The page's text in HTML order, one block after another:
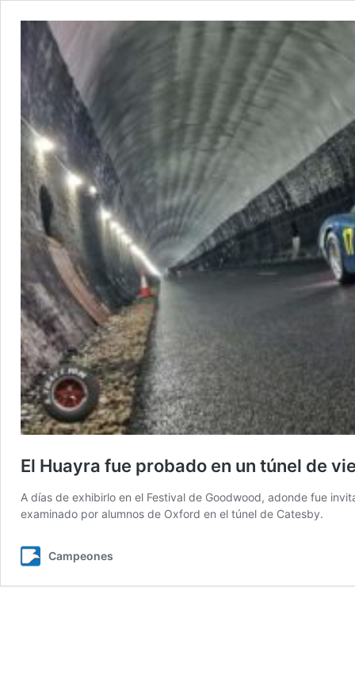
El Huayra fue probado en un túnel de
A días de exhibirlo en el Festival de Goodwood, adonde fue
examinado por alumnos de Oxford en el túnel de Catesby.
Campeones